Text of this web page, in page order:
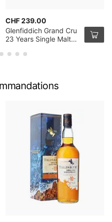
CHF 239.00
Glenfiddich Grand Cru
23 Years Single Malt